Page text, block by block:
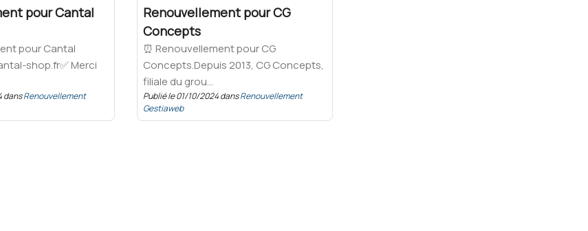
pour Cantal
pour Cantal
shop.fr✅ Merci
dansRenouvellement
Renouvellement pour CG
Concepts
⏰ Renouvellement pour CG
Concepts.Depuis 2013, CG Concepts,
filiale du grou...
Publié le 01/10/2024 dansRenouvellement
Gestiaweb